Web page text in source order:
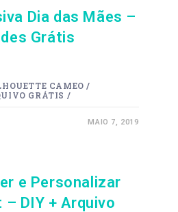
Dia das Mães –
Grátis
CAMEO /
GRÁTIS /
MAIO 7, 2019
e Personalizar
– DIY + Arquivo